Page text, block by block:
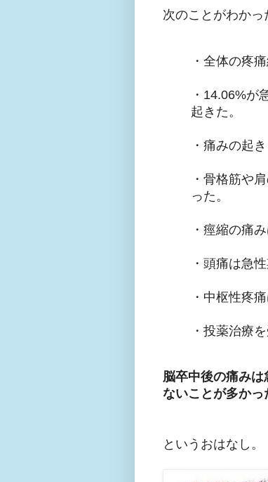
次のことがわかっ
・全体の疼
・14.06%が
起きた。
・痛みの起
・骨格筋や
った。
・痙縮の痛
・頭痛は急
・中枢性疼
・投薬治療
脳卒中後の痛み
ないことが多かっ
というおはなし。